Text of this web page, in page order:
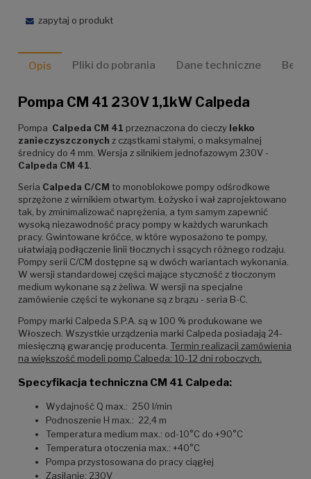
zapytaj o produkt
Opis Pliki do pobrania Dane techniczne
Pompa CM 41 230V 1,1kW Calpeda
Pompa Calpeda CM 41 przeznaczona do cieczy lekko
zanieczyszczonych z cząstkami stałymi, o maksymalnej
średnicy do 4 mm. Wersja z silnikiem jednofazowym 230V -
Calpeda CM 41.
Seria Calpeda C/CM to monoblokowe pompy odśrodkowe
sprzężone z wirnikiem otwartym. Łożysko i wał zaprojektowano
tak, by zminimalizować naprężenia, a tym samym zapewnić
wysoką niezawodność pracy pompy w każdych warunkach
pracy. Gwintowane króćce, w które wyposażono te pompy,
ułatwiają podłączenie linii tłocznych i ssących różnego rodzaju.
Pompy serii C/CM dostępne są w dwóch wariantach wykonania.
W wersji standardowej części mające styczność z tłoczonym
medium wykonane są z żeliwa. W wersji na specjalne
zamówienie części te wykonane są z brązu - seria B-C.
Pompy marki Calpeda S.P.A. są w 100 % produkowane we
Włoszech. Wszystkie urządzenia marki Calpeda posiadają 24-
miesięczną gwarancję producenta. Termin realizacji zamówienia
na większość modeli pomp Calpeda: 10-12 dni roboczych.
Specyfikacja techniczna CM 41 Calpeda:
Wydajność Q max.: 250 l/min
Podnoszenie H max.: 22,4 m
Temperatura medium max.: od-10°C do +90°C
Temperatura otoczenia max.: +40°C
Pompa przystosowana do pracy ciągłej
Zasilanie: 230V